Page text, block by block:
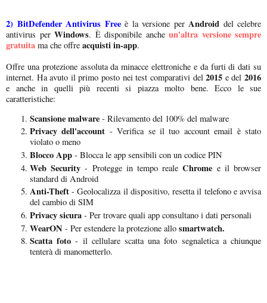
2) BitDefender Antivirus Freeè la versione perAndroid del celebre
antivirus per Windows. È disponibile anche un'altra versione sempre
gratuita ma che offre acquisti in-app.
Offre una protezione assoluta da minacce elettroniche e da furti di dati su
internet. Ha avuto il primo posto nei test comparativi del2015 e del 2016
e anche in quelli più recenti si piazza molto bene. Ecco le sue
caratteristiche:
Scansione malware - Rilevamento del 100% del malware
Privacy dell'account - Verifica se il tuo account email è stato
violato o meno
Blocco App - Blocca le app sensibili con un codice PIN
Web Security - Protegge in tempo reale Chrome e il browser
standard di Android
Anti-Theft - Geolocalizza il dispositivo, resetta il telefono e avvisa
del cambio di SIM
Privacy sicura - Per trovare quali app consultano i dati personali
WearON - Per estendere la protezione allo smartwatch.
Scatta foto- il cellulare scatta una foto segnaletica a chiunque
tenterà di manometterlo.